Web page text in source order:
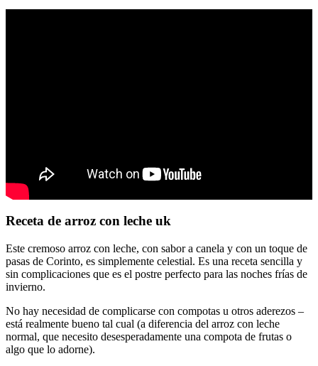
Receta de arroz con leche uk
Este cremoso arroz con leche, con sabor a canela y con un toque de
pasas de Corinto, es simplemente celestial. Es una receta sencilla y
sin complicaciones que es el postre perfecto para las noches frías de
invierno.
No hay necesidad de complicarse con compotas u otros aderezos –
está realmente bueno tal cual (a diferencia del arroz con leche
normal, que necesito desesperadamente una compota de frutas o
algo que lo adorne).